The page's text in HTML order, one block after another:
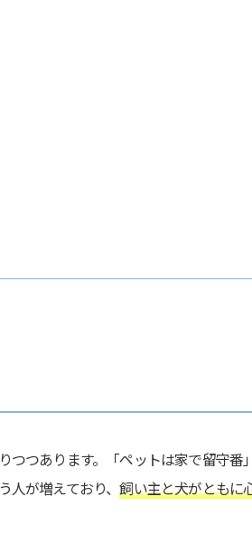
つあります。「ペットは家で留守番
人が増えており、飼い主と犬がともに